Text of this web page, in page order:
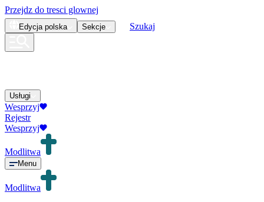
Przejdz do tresci glownej
Edycja polska Sekcje Szukaj
Usługi
Wesprzyj
Rejestr
Wesprzyj
Modlitwa
Menu
Modlitwa